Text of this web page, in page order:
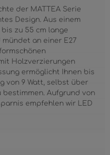
der MATTEA Serie
Design. Aus einem
zu 55 cm lange
an einer E27
Holzverzierungen
ermöglicht Ihnen bis
von 9 Watt, selbst über
Aufgrund von
empfehlen wir LED